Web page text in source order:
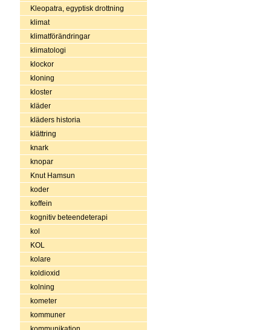
Kleopatra, egyptisk drottning
klimat
klimatförändringar
klimatologi
klockor
kloning
kloster
kläder
kläders historia
klättring
knark
knopar
Knut Hamsun
koder
koffein
kognitiv beteendeterapi
kol
KOL
kolare
koldioxid
kolning
kometer
kommuner